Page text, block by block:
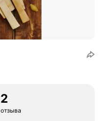
2
отзыва